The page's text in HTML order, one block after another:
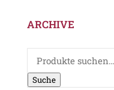
ARCHIVE
Suche
nach:
Suche